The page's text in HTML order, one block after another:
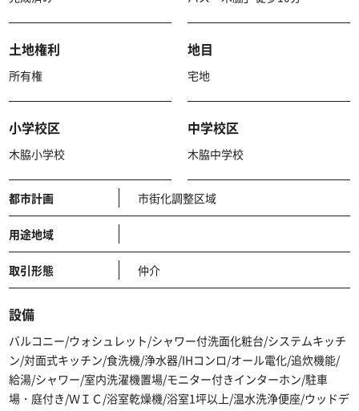
土地権利
所有権
地目
宅地
小学校区
木脇小学校
中学校区
木脇中学校
都市計画 市街化調整区域
用途地域
取引形態 仲介
設備
バルコニー/ウォシュレット/シャワー付洗面化粧台/システムキッチ
ン/対面式キッチン/食洗機/浄水器/IHコンロ/オール電化/追炊機能/
給湯/シャワー/室内洗濯機置場/モニター付きインターホン/駐車
場・庭付き/ＷＩＣ/浴室乾燥機/浴室1坪以上/温水洗浄便座/ウッドデ